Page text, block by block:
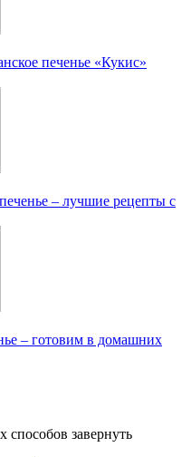
печенье «Кукис»
– лучшие рецепты с
– готовим в домашних